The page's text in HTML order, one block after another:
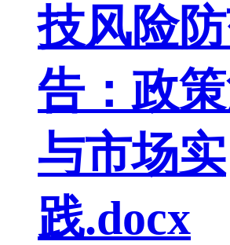
技风险
告：政
与市场实
践.docx